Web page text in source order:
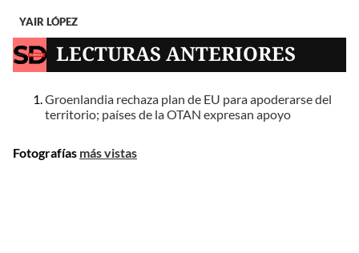
YAIR LÓPEZ
LECTURAS ANTERIORES
Groenlandia rechaza plan de EU para apoderarse del
territorio; países de la OTAN expresan apoyo
Fotografías más vistas